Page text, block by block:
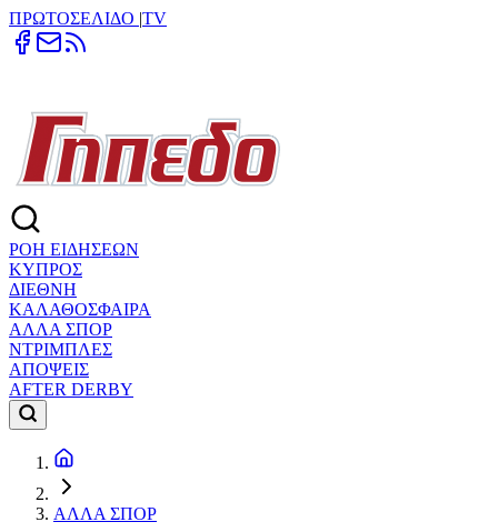
ΠΡΩΤΟΣΕΛΙΔΟ |TV
ΡΟΗ ΕΙΔΗΣΕΩΝ
ΚΥΠΡΟΣ
ΔΙΕΘΝΗ
ΚΑΛΑΘΟΣΦΑΙΡΑ
ΑΛΛΑ ΣΠΟΡ
ΝΤΡΙΜΠΛΕΣ
ΑΠΟΨΕΙΣ
AFTER DERBY
ΑΛΛΑ ΣΠΟΡ